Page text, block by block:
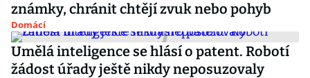
známky, chránit chtějí zvuk nebo pohyb
Domácí
Umělá inteligence se hlásí o patent. Robotí
žádost úřady ještě nikdy neposuzovaly